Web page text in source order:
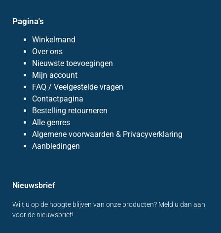
Pagina's
Winkelmand
Over ons
Nieuwste toevoegingen
Mijn account
FAQ / Veelgestelde vragen
Contactpagina
Bestelling retourneren
Alle genres
Algemene voorwaarden & Privacyverklaring
Aanbiedingen
Nieuwsbrief
Wilt u op de hoogte blijven van onze producten? Meld u dan aan
voor de nieuwsbrief!